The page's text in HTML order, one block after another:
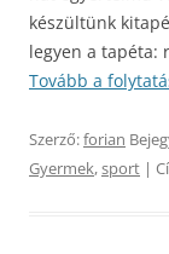
készültünk
legyen a tapéta:
Tovább a
Szerző:forian
Gyermek,sport |